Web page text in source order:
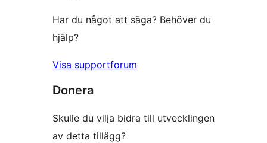
Har du något att säga? Behöver du
hjälp?
Visa supportforum
Donera
Skulle du vilja bidra till utvecklingen
av detta tillägg?